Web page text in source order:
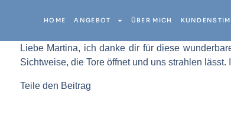
HOME ANGEBOT ÜBER MICH
Liebe Martina, ich danke dir für diese
Sichtweise, die Tore öffnet und uns strahlen
Teile den Beitrag